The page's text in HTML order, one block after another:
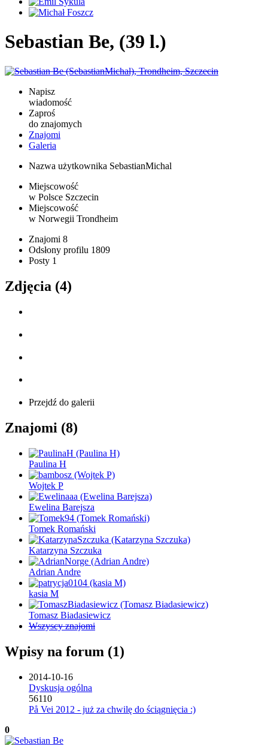
Sebastian Be, (39 l.)
Napisz
wiadomość
Zaproś
do znajomych
Znajomi
Galeria
Nazwa użytkownika SebastianMichal
Miejscowość
w Polsce Szczecin
Miejscowość
w Norwegii Trondheim
Znajomi 8
Odsłony profilu 1809
Posty 1
Zdjęcia (4)
Przejdź do galerii
Znajomi (8)
Paulina H
Wojtek P
Ewelina Barejsza
Tomek Romański
Katarzyna Szczuka
Adrian Andre
kasia M
Tomasz Biadasiewicz
Wszyscy znajomi
Wpisy na forum (1)
2014-10-16
Dyskusja ogólna
56110
På Vei 2012 - już za chwilę do ściągnięcia :)
0